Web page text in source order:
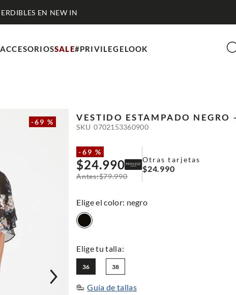
ACCESORIOSSALE#PRIVILEGELOOK
-69 % VESTIDO ESTAMPADO NEGRO
SKU 0702153360900
-69 %
$24.990
$79.990
Otras tarjetas
$24.990
: negro
36 38
Guía de tallas